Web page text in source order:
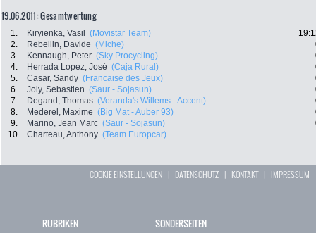
19.06.2011: Gesamtwertung
1. Kiryienka, Vasil (Movistar Team)
2.
Rebellin, Davide (Miche)
3.
Kennaugh, Peter (Sky Procycling)
4.
Herrada Lopez, José (Caja Rural)
5.
Casar, Sandy (Francaise des Jeux)
6.
Joly, Sebastien (Saur - Sojasun)
7.
Degand, Thomas (Veranda's Willems - Accent)
8.
Mederel, Maxime (Big Mat - Auber 93)
9.
Marino, Jean Marc (Saur - Sojasun)
10.
Charteau, Anthony (Team Europcar)
COOKIE EINSTELLUNGEN | DATENSCHUTZ | KONTAKT| IMPRESSUM
RUBRIKEN SONDERSEITEN